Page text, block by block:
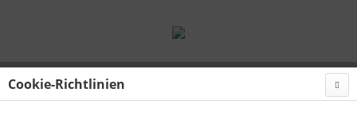
Cookie-Richtlinien